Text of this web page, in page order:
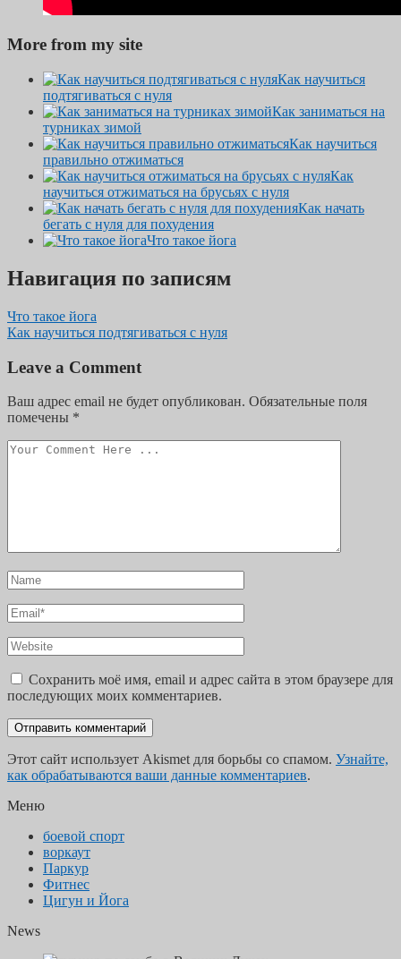
More from my site
Как научиться
подтягиваться с нуля
Как заниматься на
турниках зимой
Как научиться
правильно отжиматься
Как
научиться отжиматься на брусьях с нуля
Как начать
бегать с нуля для похудения
Что такое йога
Навигация по записям
Что такое йога
Как научиться подтягиваться с нуля
Leave a Comment
Ваш адрес email не будет опубликован. Обязательные поля
помечены *
Сохранить моё имя, email и адрес сайта в этом браузере для
последующих моих комментариев.
Этот сайт использует Akismet для борьбы со спамом. Узнайте,
как обрабатываются ваши данные комментариев.
Меню
боевой спорт
воркаут
Паркур
Фитнес
Цигун и Йога
News